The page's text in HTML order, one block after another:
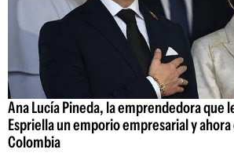
Ana Lucía Pineda, la emprendedora que
Espriella un emporio empresarial y
Colombia